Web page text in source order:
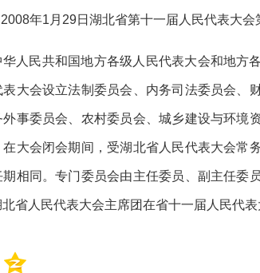
2008年1月29日湖北省第十一届人民代表大
人民共和国地方各级人民代表大会和地方
大会设立法制委员会、内务司法委员会、
外事委员会、农村委员会、城乡建设与环境
大会闭会期间，受湖北省人民代表大会常
相同。专门委员会由主任委员、副主任委
省人民代表大会主席团在省十一届人民代表